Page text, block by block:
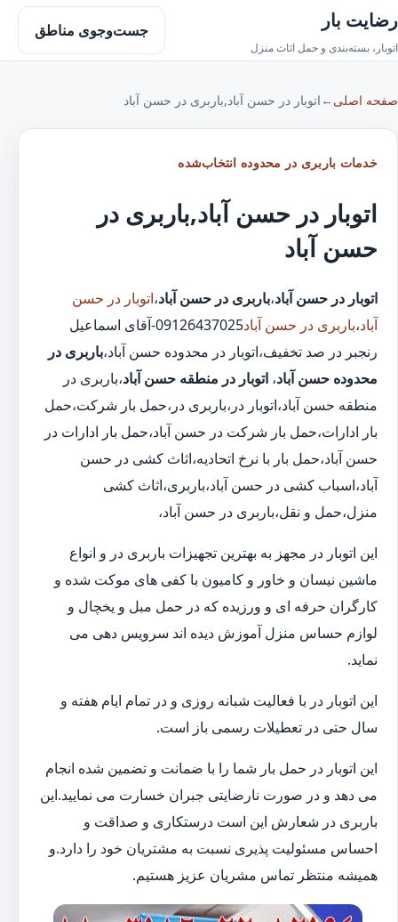
رضایت بار
اتوبار، بسته‌بندی و حمل اثاث منزل
جست‌وجوی مناطق
صفحه اصلی ← اتوبار در حسن آباد,باربری در حسن آباد
خدمات باربری در محدوده انتخاب‌شده
اتوبار در حسن آباد,باربری در
حسن آباد
اتوبار در حسن آباد،باربری در حسن آباد،اتوبار در حسن
آباد،باربری در حسن آباد
09126437025-آقای اسماعیل
رنجبر در صد تخفیف،اتوبار در محدوده حسن آباد،باربری در
محدوده حسن آباد، اتوبار در منطقه حسن آباد،باربری در
منطقه حسن آباد،اتوبار در،باربری در،حمل بار شرکت،حمل
بار ادارات،حمل بار شرکت در حسن آباد،حمل بار ادارات در
حسن آباد،حمل بار با نرخ اتحادیه،اثاث کشی در حسن
آباد،اسباب کشی در حسن آباد،باربری،اثاث کشی
منزل،حمل و نقل،باربری در حسن آباد،
این اتوبار در مجهز به بهترین تجهیزات باربری در و انواع
ماشین نیسان و خاور و کامیون با کفی های موکت شده و
کارگران حرفه ای و ورزیده که در حمل مبل و یخچال و
لوازم حساس منزل آموزش دیده اند سرویس دهی می
نماید.
این اتوبار در با فعالیت شبانه روزی و در تمام ایام هفته و
سال حتی در تعطیلات رسمی باز است.
این اتوبار در حمل بار شما را با ضمانت و تضمین شده انجام
می دهد و در صورت نارضایتی جبران خسارت می نمایید.این
باربری در شعارش این است درستکاری و صداقت و
احساس مسئولیت پذیری نسبت به مشتریان خود را دارد.و
همیشه منتظر تماس مشریان عزیز هستیم.